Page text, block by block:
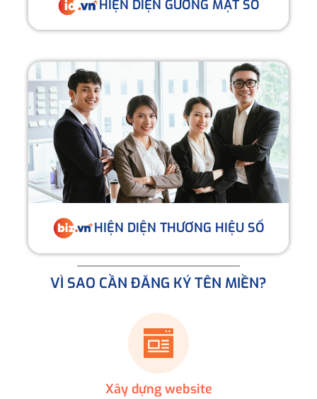
HIỆN DIỆN GƯƠNG MẶT SỐ
HIỆN DIỆN THƯƠNG HIỆU SỐ
VÌ SAO CẦN ĐĂNG KÝ TÊN MIỀN?
Xây dựng website